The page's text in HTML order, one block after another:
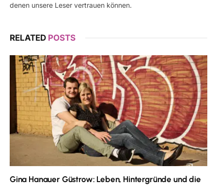
denen unsere Leser vertrauen können.
RELATED POSTS
Gina Hanauer Güstrow: Leben, Hintergründe und die